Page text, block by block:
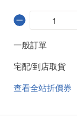
一般訂單
宅配/到店取貨
查看全站折價券